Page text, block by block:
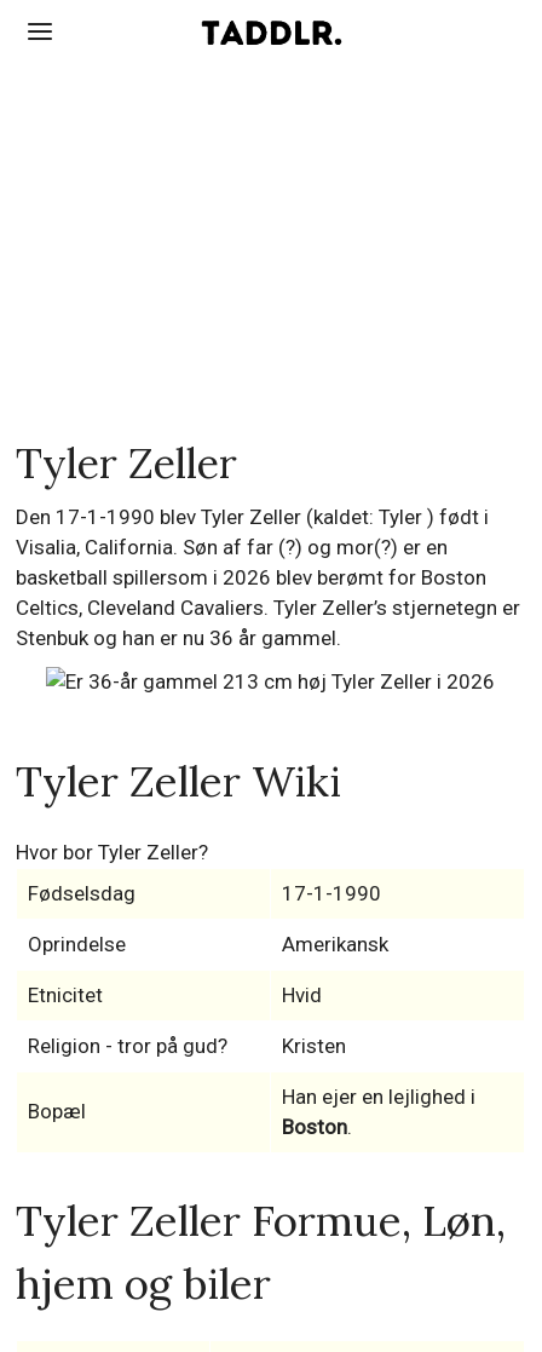
Tyler Zeller
Den 17-1-1990 blev Tyler Zeller (kaldet: Tyler ) født i
Visalia, California. Søn af far (?) og mor(?) er en
basketball spillersom i 2026 blev berømt for Boston
Celtics, Cleveland Cavaliers. Tyler Zeller’s stjernetegn er
Stenbuk og han er nu 36 år gammel.
Tyler Zeller Wiki
Hvor bor Tyler Zeller?
Fødselsdag
17-1-1990
Oprindelse Amerikansk
Etnicitet Hvid
Religion - tror på gud? Kristen
Bopæl
Han ejer en lejlighed i
Boston.
Tyler Zeller Formue, Løn,
hjem og biler